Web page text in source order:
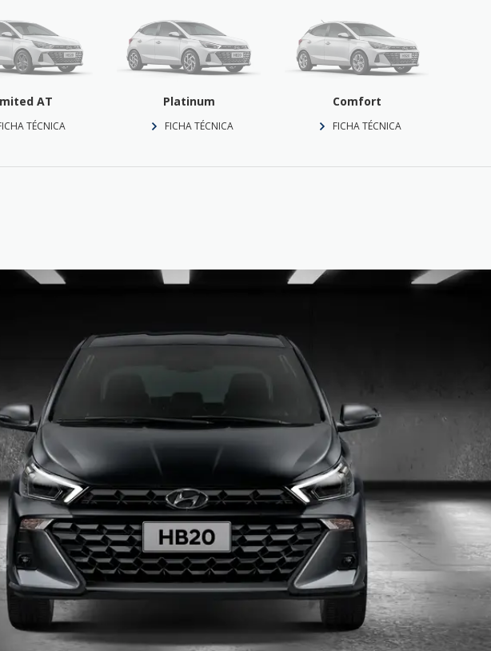
AT
TÉCNICA
Platinum
FICHA TÉCNICA
Comfort
FICHA TÉCNICA